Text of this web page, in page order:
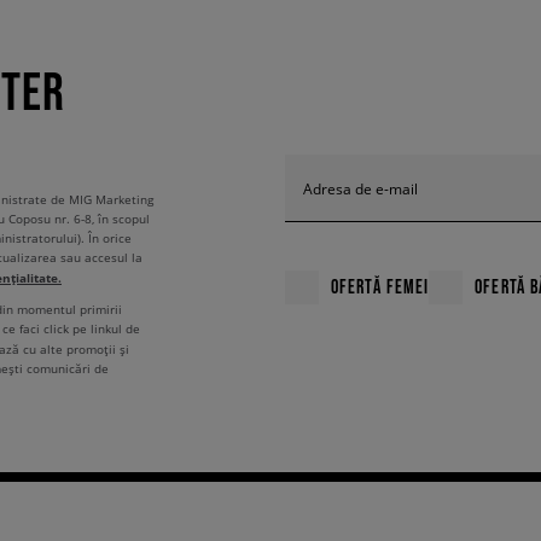
Adresa de e-mail
OFERTĂ FEMEI OFERTĂ
de MIG Marketing
Coposu nr. 6-8, în scopul
În orice
sau accesul la
momentul primirii
faci click pe linkul de
cu alte promoții și
comunicări de